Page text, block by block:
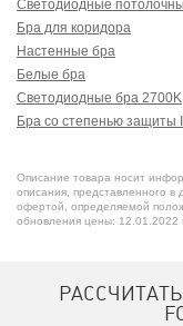
Светодиодные
Бра для коридора
Настенные бра
Белые бра
Светодиодные бра 2700K
Бра со степенью защиты
Бра с цоколем E14
Диммируемые
Потолочные
Описание товара носит
описания, представленного в
офертой, определяемой
обновления цены: 12.01.2022